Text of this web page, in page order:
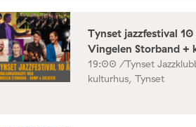
Tynset jazzfestival
Vingelen Storband +
19:00 /Tynset
kulturhus, Tynset